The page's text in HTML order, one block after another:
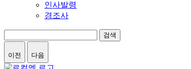
인사발령
경조사
검색
이전 다음